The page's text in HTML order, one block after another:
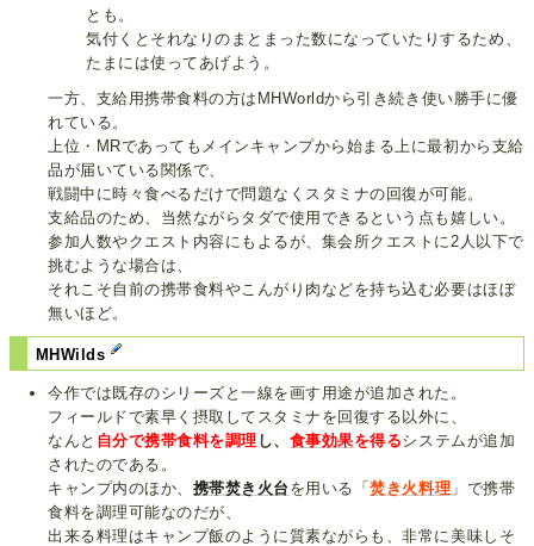
とも。
気付くとそれなりのまとまった数になっていたりするため、
たまには使ってあげよう。
一方、支給用携帯食料の方はMHWorldから引き続き使い勝手に優
れている。
上位・MRであってもメインキャンプから始まる上に最初から支給
品が届いている関係で、
戦闘中に時々食べるだけで問題なくスタミナの回復が可能。
支給品のため、当然ながらタダで使用できるという点も嬉しい。
参加人数やクエスト内容にもよるが、集会所クエストに2人以下で
挑むような場合は、
それこそ自前の携帯食料やこんがり肉などを持ち込む必要はほぼ
無いほど。
MHWilds
今作では既存のシリーズと一線を画す用途が追加された。
フィールドで素早く摂取してスタミナを回復する以外に、
なんと 自分で携帯食料を調理 し、 食事効果を得るシステムが追加
されたのである。
キャンプ内のほか、 携帯焚き火台 を用いる「焚き火料理 」で携帯
食料を調理可能なのだが、
出来る料理はキャンプ飯のように質素ながらも、非常に美味しそ